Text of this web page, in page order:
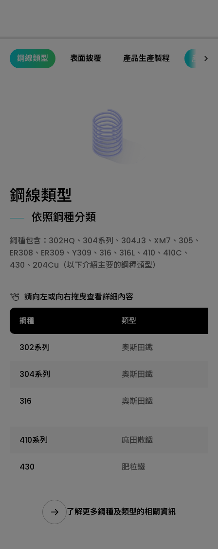
鋼線類型 表面披覆 產品生產製程 產品系
鋼線類型
依照鋼種分類
鋼種包含：302HQ、304系列、304J3、XM7、305、
ER308、ER309、Y309、316、316L、410、410C、
430、204Cu（以下介紹主要的鋼種類型）
請向左或向右拖曳查看詳細內容
鋼種 類型
302系列 奧斯田鐵
304系列 奧斯田鐵
316 奧斯田鐵
410系列 麻田散鐵
430 肥粒鐵
了解更多鋼種及類型的相關資訊